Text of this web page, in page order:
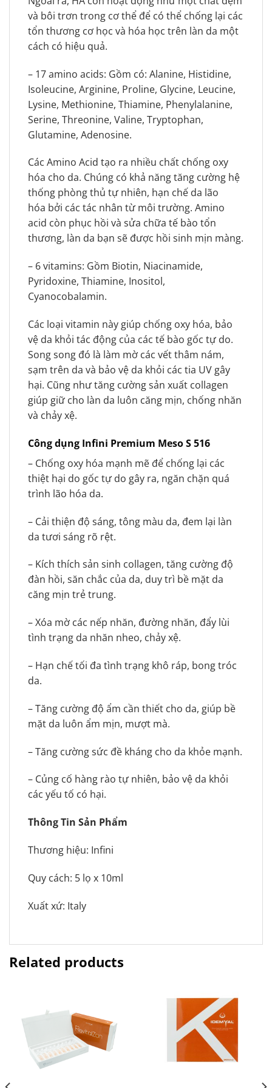
và bôi trơn trong cơ thể để có thể chống lại các
tổn thương cơ học và hóa học trên làn da một
cách có hiệu quả.
– 17 amino acids: Gồm có: Alanine, Histidine,
Isoleucine, Arginine, Proline, Glycine, Leucine,
Lysine, Methionine, Thiamine, Phenylalanine,
Serine, Threonine, Valine, Tryptophan,
Glutamine, Adenosine.
Các Amino Acid tạo ra nhiều chất chống oxy
hóa cho da. Chúng có khả năng tăng cường hệ
thống phòng thủ tự nhiên, hạn chế da lão
hóa bởi các tác nhân từ môi trường. Amino
acid còn phục hồi và sửa chữa tế bào tổn
thương, làn da bạn sẽ được hồi sinh mịn màng.
– 6 vitamins: Gồm Biotin, Niacinamide,
Pyridoxine, Thiamine, Inositol,
Cyanocobalamin.
Các loại vitamin này giúp chống oxy hóa, bảo
vệ da khỏi tác động của các tế bào gốc tự do.
Song song đó là làm mờ các vết thâm nám,
sạm trên da và bảo vệ da khỏi các tia UV gây
hại. Cũng như tăng cường sản xuất collagen
giúp giữ cho làn da luôn căng mịn, chống nhăn
và chảy xệ.
Công dụng Infini Premium Meso S 516
– Chống oxy hóa mạnh mẽ để chống lại các
thiệt hại do gốc tự do gây ra, ngăn chặn quá
trình lão hóa da.
– Cải thiện độ sáng, tông màu da, đem lại làn
da tươi sáng rõ rệt.
– Kích thích sản sinh collagen, tăng cường độ
đàn hồi, săn chắc của da, duy trì bề mặt da
căng mịn trẻ trung.
– Xóa mờ các nếp nhăn, đường nhăn, đẩy lùi
tình trạng da nhăn nheo, chảy xệ.
– Hạn chế tối đa tình trạng khô ráp, bong tróc
da.
– Tăng cường độ ẩm cần thiết cho da, giúp bề
mặt da luôn ẩm mịn, mượt mà.
– Tăng cường sức đề kháng cho da khỏe mạnh.
– Củng cố hàng rào tự nhiên, bảo vệ da khỏi
các yếu tố có hại.
Thông Tin Sản Phẩm
Thương hiệu: Infini
Quy cách: 5 lọ x 10ml
Xuất xứ: Italy
Related products